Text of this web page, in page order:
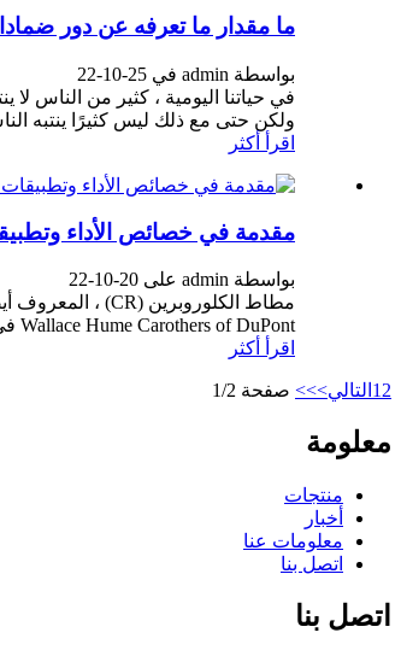
ما مقدار ما تعرفه عن دور
بواسطة admin في 25-10-22
في حياتنا اليومية ، كثير من الناس
ولكن حتى مع ذلك ليس كثيرًا ينتبه
اقرأ أكثر
مقدمة في خصائص الأداء
بواسطة admin على 20-10-22
Wallace Hume Carothers of DuPont في 17 أبريل 1930. DuPont علنًا ...
اقرأ أكثر
1 2 التالي>>> صفحة 1/2
معلومة
منتجات
أخبار
معلومات عنا
اتصل بنا
اتصل بنا